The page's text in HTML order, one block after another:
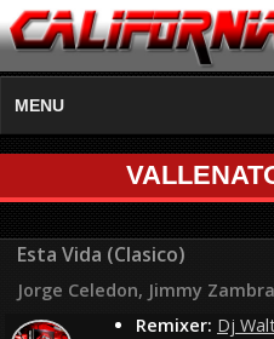
MENU
Esta Vida (Clasico)
Jorge Celedon, Jimmy
Remixer: Dj